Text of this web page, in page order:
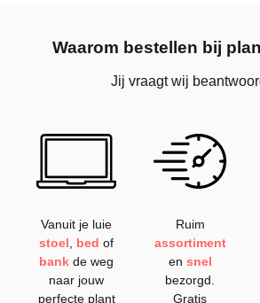
Waarom bestellen bij
Jij vraagt wij
Vanuit je luie
stoel
bed of
bank de weg
naar jouw
perfecte plant
Ruim
assortiment
en snel
bezorgd.
Gratis